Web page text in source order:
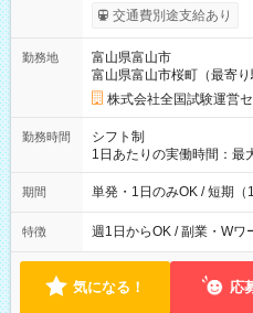
※勤務回数により昇給あ
り！】 希望される場合、
例】 ・河合塾模擬試験
×8時間＝日収10,400円＋
円の場合あり ・国家試験
円（役割手当＋100円）×6時
間】試用期間なし
交通費別途支給あり
勤務地
富山県富山市
富山県富山市桜町（最寄り
株式会社全国試験運営
勤務時間
シフト制
1日あたりの実働時間：
間は 試験により異なり
期間 単発・1日のみOK / 短期（
特徴 週1日からOK / 副業・Wワ
気になる！ 応